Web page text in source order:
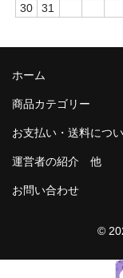
旭菊・綾花 旭菊
明るい農村 霧島
鶴見 大石酒造（
鉄輪 瑞鷹（熊本
自 然 派 ワ イ ン
France/ﾌﾗﾝｽ
30
31
ホーム
商品カテゴリー
お支払い・送料につ
運営者の紹介 他
お問い合わせ
©